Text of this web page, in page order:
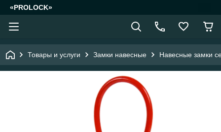
«PROLOCK»
Товары и услуги Замки навесные Навесные замки